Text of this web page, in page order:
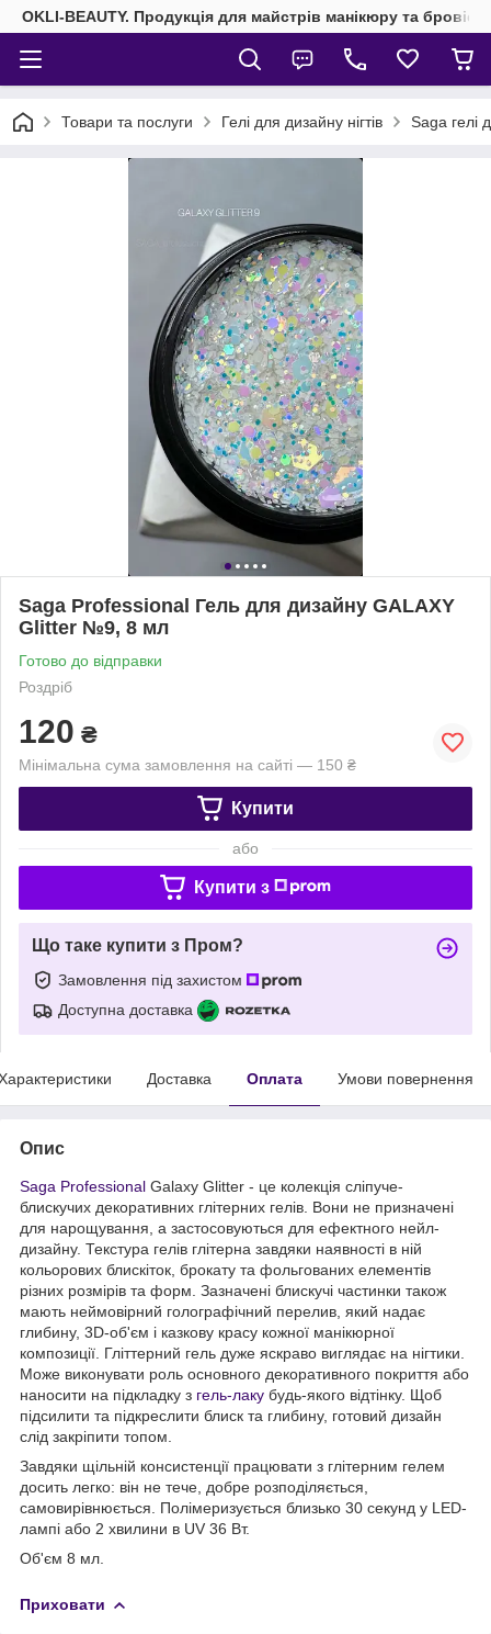
OKLI-BEAUTY. Продукція для майстрів манікюру та
Товари та послуги Гелі для дизайну нігтів Saga гелі
Saga Professional Гель для дизайну GALAXY
Glitter №9, 8 мл
Готово до відправки
Роздріб
120 ₴
Мінімальна сума замовлення на сайті — 150 ₴
Купити
або
Купити з
Що таке купити з Пром?
Замовлення під захистом
Доступна доставка
Доставка Оплата Умови повернення
Опис
Saga Professional Galaxy Glitter - це колекція сліпуче-
блискучих декоративних глітерних гелів. Вони не призначені
для нарощування, а застосовуються для ефектного нейл-
дизайну. Текстура гелів глітерна завдяки наявності в ній
кольорових блискіток, брокату та фольгованих елементів
різних розмірів та форм. Зазначені блискучі частинки також
мають неймовірний голографічний перелив, який надає
глибину, 3D-об'єм і казкову красу кожної манікюрної
композиції. Гліттерний гель дуже яскраво виглядає на нігтики.
Може виконувати роль основного декоративного покриття або
наносити на підкладку з гель-лаку будь-якого відтінку. Щоб
підсилити та підкреслити блиск та глибину, готовий дизайн
слід закріпити топом.
Завдяки щільній консистенції працювати з глітерним гелем
досить легко: він не тече, добре розподіляється,
самовирівнюється. Полімеризується близько 30 секунд у LED-
лампі або 2 хвилини в UV 36 Вт.
Об'єм 8 мл.
Приховати